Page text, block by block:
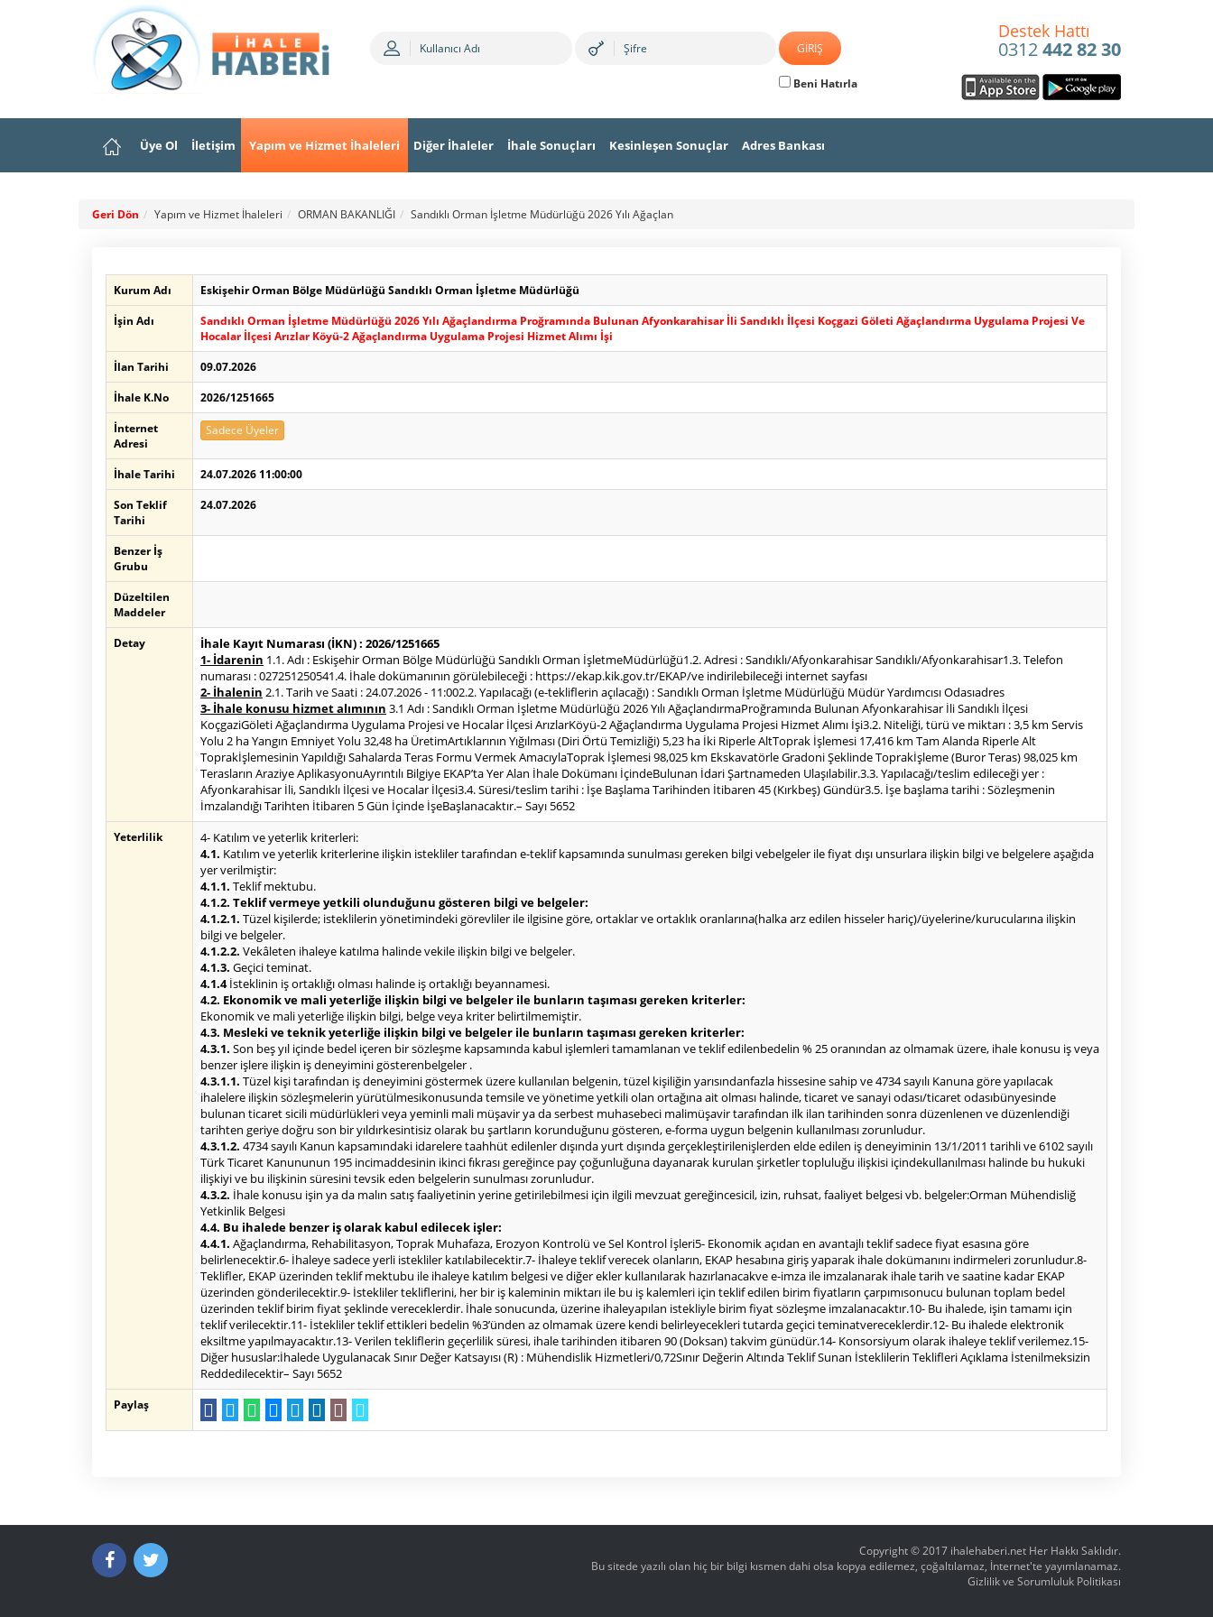
Beni Hatırla
Destek Hattı
0312442 82 30
Üye Ol İletişim Yapım ve Hizmet İhaleleri Diğer İhaleler İhale Sonuçları Kesinleşen Sonuçlar Adres Bankası
Geri Dön Yapım ve Hizmet İhaleleri ORMAN BAKANLIĞI Sandıklı Orman İşletme Müdürlüğü 2026 Yılı Ağaçlan
Kurum Adı
Eskişehir Orman Bölge Müdürlüğü Sandıklı Orman İşletme Müdürlüğü
İşin Adı
Sandıklı Orman İşletme Müdürlüğü 2026 Yılı Ağaçlandırma Proğramında Bulunan Afyonkarahisar İli Sandıklı İlçesi Koçgazi Göleti Ağaçlandırma Uygulama Projesi Ve
Hocalar İlçesi Arızlar Köyü-2 Ağaçlandırma Uygulama Projesi Hizmet Alımı İşi
İlan Tarihi
09.07.2026
İhale K.No
2026/1251665
İnternet
Adresi
Sadece Üyeler
İhale Tarihi
24.07.2026 11:00:00
Son Teklif
Tarihi
24.07.2026
Benzer İş
Grubu
Düzeltilen
Maddeler
Detay
İhale Kayıt Numarası (İKN) : 2026/1251665
1- İdarenin 1.1. Adı : Eskişehir Orman Bölge Müdürlüğü Sandıklı Orman İşletmeMüdürlüğü1.2. Adresi : Sandıklı/Afyonkarahisar Sandıklı/Afyonkarahisar1.3. Telefon
numarası : 027251250541.4. İhale dokümanının görülebileceği : https://ekap.kik.gov.tr/EKAP/ve indirilebileceği internet sayfası
2- İhalenin 2.1. Tarih ve Saati : 24.07.2026 - 11:002.2. Yapılacağı (e-tekliflerin açılacağı) : Sandıklı Orman İşletme Müdürlüğü Müdür Yardımcısı Odasıadres
3- İhale konusu hizmet alımının 3.1 Adı : Sandıklı Orman İşletme Müdürlüğü 2026 Yılı AğaçlandırmaProğramında Bulunan Afyonkarahisar İli Sandıklı İlçesi
KoçgaziGöleti Ağaçlandırma Uygulama Projesi ve Hocalar İlçesi ArızlarKöyü-2 Ağaçlandırma Uygulama Projesi Hizmet Alımı İşi3.2. Niteliği, türü ve miktarı : 3,5 km Servis
Yolu 2 ha Yangın Emniyet Yolu 32,48 ha ÜretimArtıklarının Yığılması (Diri Örtü Temizliği) 5,23 ha İki Riperle AltToprak İşlemesi 17,416 km Tam Alanda Riperle Alt
Toprakİşlemesinin Yapıldığı Sahalarda Teras Formu Vermek AmacıylaToprak İşlemesi 98,025 km Ekskavatörle Gradoni Şeklinde Toprakİşleme (Buror Teras) 98,025 km
Terasların Araziye AplikasyonuAyrıntılı Bilgiye EKAP’ta Yer Alan İhale Dokümanı İçindeBulunan İdari Şartnameden Ulaşılabilir.3.3. Yapılacağı/teslim edileceği yer :
Afyonkarahisar İli, Sandıklı İlçesi ve Hocalar İlçesi3.4. Süresi/teslim tarihi : İşe Başlama Tarihinden İtibaren 45 (Kırkbeş) Gündür3.5. İşe başlama tarihi : Sözleşmenin
İmzalandığı Tarihten İtibaren 5 Gün İçinde İşeBaşlanacaktır.– Sayı 5652
Yeterlilik
4- Katılım ve yeterlik kriterleri:
4.1. Katılım ve yeterlik kriterlerine ilişkin istekliler tarafından e-teklif kapsamında sunulması gereken bilgi vebelgeler ile fiyat dışı unsurlara ilişkin bilgi ve belgelere aşağıda
yer verilmiştir:
4.1.1. Teklif mektubu.
4.1.2. Teklif vermeye yetkili olunduğunu gösteren bilgi ve belgeler:
4.1.2.1. Tüzel kişilerde; isteklilerin yönetimindeki görevliler ile ilgisine göre, ortaklar ve ortaklık oranlarına(halka arz edilen hisseler hariç)/üyelerine/kurucularına ilişkin
bilgi ve belgeler.
4.1.2.2. Vekâleten ihaleye katılma halinde vekile ilişkin bilgi ve belgeler.
4.1.3. Geçici teminat.
4.1.4İsteklinin iş ortaklığı olması halinde iş ortaklığı beyannamesi.
4.2. Ekonomik ve mali yeterliğe ilişkin bilgi ve belgeler ile bunların taşıması gereken kriterler:
Ekonomik ve mali yeterliğe ilişkin bilgi, belge veya kriter belirtilmemiştir.
4.3. Mesleki ve teknik yeterliğe ilişkin bilgi ve belgeler ile bunların taşıması gereken kriterler:
4.3.1. Son beş yıl içinde bedel içeren bir sözleşme kapsamında kabul işlemleri tamamlanan ve teklif edilenbedelin % 25 oranından az olmamak üzere, ihale konusu iş veya
benzer işlere ilişkin iş deneyimini gösterenbelgeler .
4.3.1.1. Tüzel kişi tarafından iş deneyimini göstermek üzere kullanılan belgenin, tüzel kişiliğin yarısındanfazla hissesine sahip ve 4734 sayılı Kanuna göre yapılacak
ihalelere ilişkin sözleşmelerin yürütülmesikonusunda temsile ve yönetime yetkili olan ortağına ait olması halinde, ticaret ve sanayi odası/ticaret odasıbünyesinde
bulunan ticaret sicili müdürlükleri veya yeminli mali müşavir ya da serbest muhasebeci malimüşavir tarafından ilk ilan tarihinden sonra düzenlenen ve düzenlendiği
tarihten geriye doğru son bir yıldırkesintisiz olarak bu şartların korunduğunu gösteren, e-forma uygun belgenin kullanılması zorunludur.
4.3.1.2. 4734 sayılı Kanun kapsamındaki idarelere taahhüt edilenler dışında yurt dışında gerçekleştirilenişlerden elde edilen iş deneyiminin 13/1/2011 tarihli ve 6102 sayılı
Türk Ticaret Kanununun 195 incimaddesinin ikinci fıkrası gereğince pay çoğunluğuna dayanarak kurulan şirketler topluluğu ilişkisi içindekullanılması halinde bu hukuki
ilişkiyi ve bu ilişkinin süresini tevsik eden belgelerin sunulması zorunludur.
4.3.2. İhale konusu işin ya da malın satış faaliyetinin yerine getirilebilmesi için ilgili mevzuat gereğincesicil, izin, ruhsat, faaliyet belgesi vb. belgeler:Orman Mühendisliğ
Yetkinlik Belgesi
4.4. Bu ihalede benzer iş olarak kabul edilecek işler:
4.4.1. Ağaçlandırma, Rehabilitasyon, Toprak Muhafaza, Erozyon Kontrolü ve Sel Kontrol İşleri5- Ekonomik açıdan en avantajlı teklif sadece fiyat esasına göre
belirlenecektir.6- İhaleye sadece yerli istekliler katılabilecektir.7- İhaleye teklif verecek olanların, EKAP hesabına giriş yaparak ihale dokümanını indirmeleri zorunludur.8-
Teklifler, EKAP üzerinden teklif mektubu ile ihaleye katılım belgesi ve diğer ekler kullanılarak hazırlanacakve e-imza ile imzalanarak ihale tarih ve saatine kadar EKAP
üzerinden gönderilecektir.9- İstekliler tekliflerini, her bir iş kaleminin miktarı ile bu iş kalemleri için teklif edilen birim fiyatların çarpımısonucu bulunan toplam bedel
üzerinden teklif birim fiyat şeklinde vereceklerdir. İhale sonucunda, üzerine ihaleyapılan istekliyle birim fiyat sözleşme imzalanacaktır.10- Bu ihalede, işin tamamı için
teklif verilecektir.11- İstekliler teklif ettikleri bedelin %3’ünden az olmamak üzere kendi belirleyecekleri tutarda geçici teminatvereceklerdir.12- Bu ihalede elektronik
eksiltme yapılmayacaktır.13- Verilen tekliflerin geçerlilik süresi, ihale tarihinden itibaren 90 (Doksan) takvim günüdür.14- Konsorsiyum olarak ihaleye teklif verilemez.15-
Diğer hususlar:İhalede Uygulanacak Sınır Değer Katsayısı (R) : Mühendislik Hizmetleri/0,72Sınır Değerin Altında Teklif Sunan İsteklilerin Teklifleri Açıklama İstenilmeksizin
Reddedilecektir– Sayı 5652
Paylaş
Copyright © 2017 ihalehaberi.net Her Hakkı Saklıdır.
Bu sitede yazılı olan hiç bir bilgi kısmen dahi olsa kopya edilemez, çoğaltılamaz, İnternet'te yayımlanamaz.
Gizlilik ve Sorumluluk Politikası